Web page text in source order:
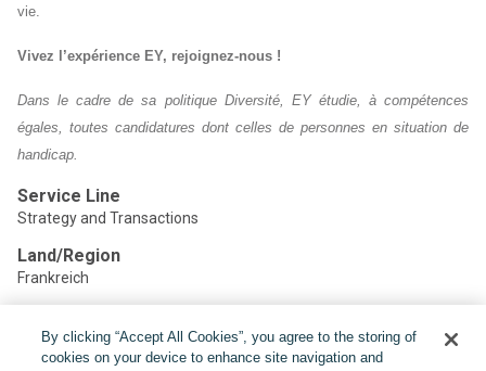
vie.
Vivez l’expérience EY, rejoignez-nous !
Dans le cadre de sa politique Diversité, EY étudie, à compétences
égales, toutes candidatures dont celles de personnes en situation de
handicap.
Service Line
Strategy and Transactions
Land/Region
Frankreich
Teilen:
By clicking “Accept All Cookies”, you agree to the storing of
cookies on your device to enhance site navigation and